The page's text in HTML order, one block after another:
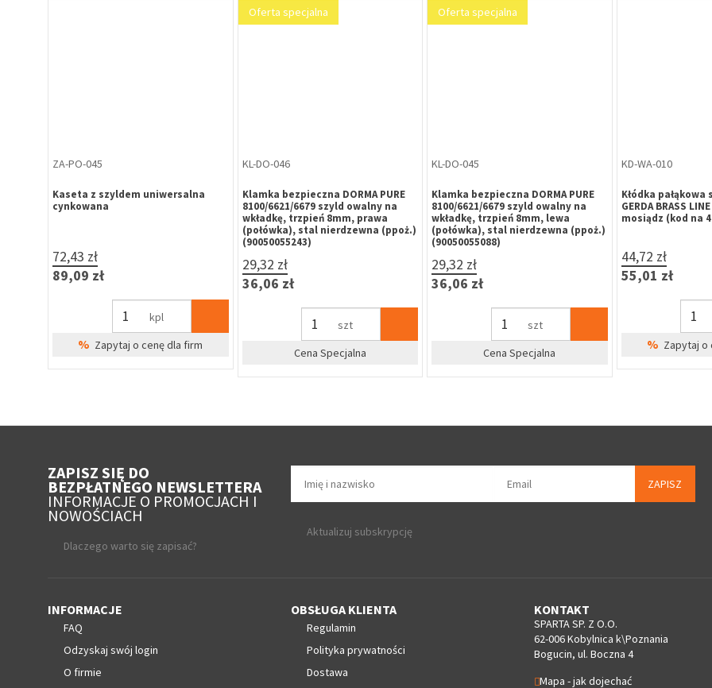
ZA-PO-045
Kaseta z szyldem uniwersalna
cynkowana
72,43 zł
89,09 zł
kpl
%Zapytaj o cenę dla firm
Oferta specjalna
KL-DO-046
Klamka bezpieczna DORMA PURE
8100/6621/6679 szyld owalny na
wkładkę, trzpień 8mm, prawa
(połówka), stal nierdzewna (ppoż.)
(90050055243)
29,32 zł
36,06 zł
szt
Cena Specjalna
Oferta specjalna
KL-DO-045
Klamka bezpieczna DORMA PURE
8100/6621/6679 szyld owalny na
wkładkę, trzpień 8mm, lewa
(połówka), stal nierdzewna (ppoż.)
(90050055088)
29,32 zł
36,06 zł
szt
Cena Specjalna
KD-WA-010
Kłódka pałąkowa
GERDA BRASS LINE
mosiądz (kod na
44,72 zł
55,01 zł
%Zapytaj o
ZAPISZ SIĘ DO
BEZPŁATNEGO NEWSLETTERA
INFORMACJE O PROMOCJACH I
NOWOŚCIACH
Dlaczego warto się zapisać?
ZAPISZ
Aktualizuj subskrypcję
INFORMACJE
FAQ
Odzyskaj swój login
O firmie
OBSŁUGA KLIENTA
Regulamin
Polityka prywatności
Dostawa
KONTAKT
SPARTA SP. Z O.O.
62-006 Kobylnica k\Poznania
Bogucin, ul. Boczna 4
Mapa - jak dojechać